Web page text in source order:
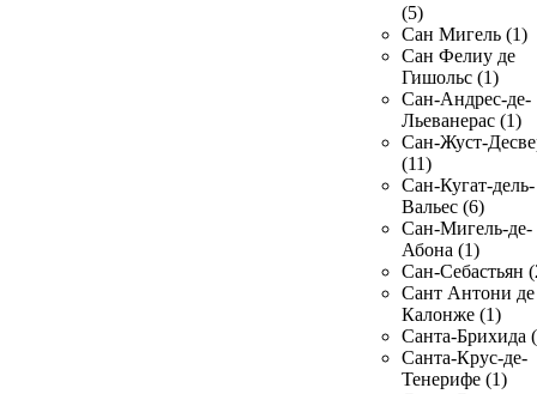
(5)
Сан Мигель (1)
Сан Фелиу де
Гишольс (1)
Сан-Андрес-де-
Льеванерас (1)
Сан-Жуст-
(11)
Сан-Кугат-дель-
Вальес (6)
Сан-Мигель-де-
Абона (1)
Сан-Себастьян
Сант Антони де
Калонже (1)
Санта-Брихида
Санта-Крус-де-
Тенерифе (1)